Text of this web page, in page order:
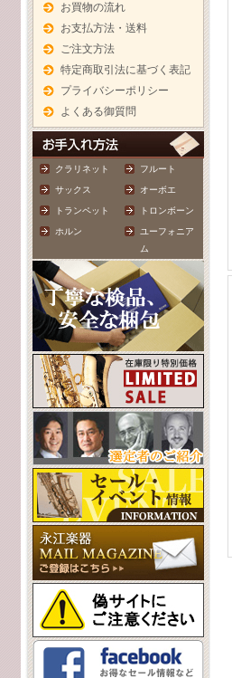
お買物の流れ
お支払方法・送料
ご注文方法
特定商取引法に基づく表記
プライバシーポリシー
よくある御質問
クラリネット フルート
サックス オーボエ
トランペット トロンボーン
ホルン
ユーフォニア
ム